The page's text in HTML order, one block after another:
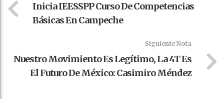
Inicia IEESSPP Curso De Competencias
Básicas En Campeche
Siguiente Nota
Nuestro Movimiento Es Legítimo, La 4T Es
El Futuro De México: Casimiro Méndez